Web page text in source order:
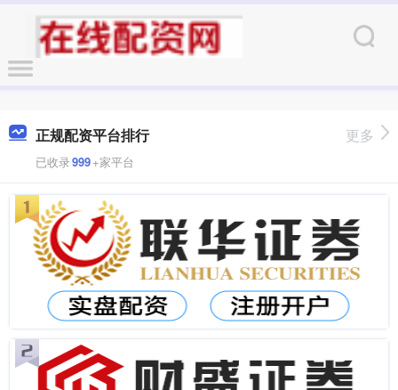
正规配资平台排行
已收录999+家平台
更多